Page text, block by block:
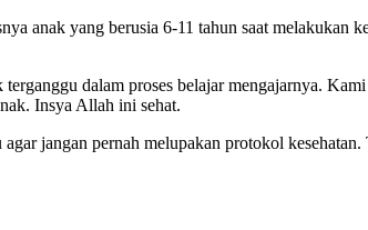
anak yang berusia 6-11 tahun saat melakukan
dalam proses belajar mengajarnya.
Insya Allah ini sehat.
jangan pernah melupakan protokol